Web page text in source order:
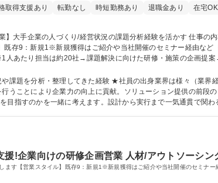
取得支援あり 転勤なし 時短勤務あり 退職金あり 在宅OK
存9：新規1※新規獲得はご紹介や当社開催のセミナー経由など
修例】階層別研修：マネジメント層の役割理解度ばらつきが課
ンサルティング営業】大手企業の人づくり/経営状況の課
課題を分析・整理してきた経験 ★社員の出身業界は様々（業界
指すのかを一緒に考えます。設計から実行まで一気通貫で関わ
援!企業向けの研修企画営業 人材/アウトソーシン
す【営業スタイル】既存9：新規1※新規獲得はご紹介や当社開催のセミナ